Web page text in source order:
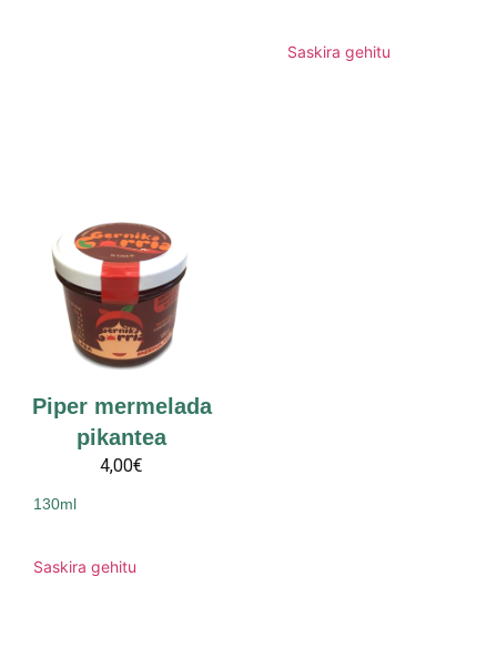
Saskira gehitu
Piper mermelada
pikantea
4,00€
130ml
Saskira gehitu